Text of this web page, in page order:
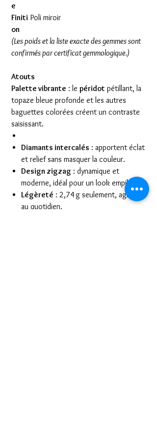
e
Finiti
on
Poli miroir
(Les poids et la liste exacte des gemmes sont
confirmés par certificat gemmologique.)
Atouts
Palette vibrante : le péridot pétillant, la
topaze bleue profonde et les autres
baguettes colorées créent un contraste
saisissant.
Diamants intercalés : apportent éclat
et relief sans masquer la couleur.
Design zigzag : dynamique et
moderne, idéal pour un look empilable.
Légèreté : 2,74 g seulement, agréable
au quotidien.